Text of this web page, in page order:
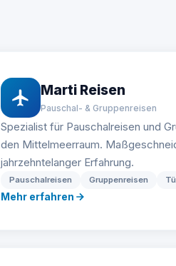
Marti Reisen
Pauschal- & Gruppenreisen
Spezialist für Pauschalreisen und
den Mittelmeerraum.
jahrzehntelanger Erfahrung.
Pauschalreisen Gruppenreisen
Mehr erfahren